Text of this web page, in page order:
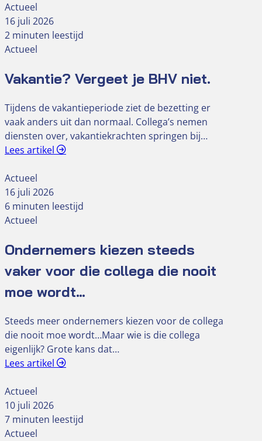
Actueel
16 juli 2026
2 minuten leestijd
Actueel
Vakantie? Vergeet je BHV niet.
Tijdens de vakantieperiode ziet de bezetting er
vaak anders uit dan normaal. Collega’s nemen
diensten over, vakantiekrachten springen bij…
Lees artikel
Actueel
16 juli 2026
6 minuten leestijd
Actueel
Ondernemers kiezen steeds
vaker voor die collega die nooit
moe wordt…
Steeds meer ondernemers kiezen voor de collega
die nooit moe wordt…Maar wie is die collega
eigenlijk? Grote kans dat…
Lees artikel
Actueel
10 juli 2026
7 minuten leestijd
Actueel